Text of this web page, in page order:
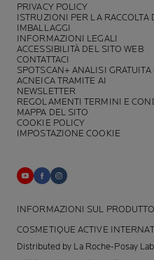
PRIVACY POLICY
ISTRUZIONI PER LA RACCOLTA
IMBALLAGGI
INFORMAZIONI LEGALI
ACCESSIBILITÀ DEL SITO WEB
CONTATTACI
SPOTSCAN+ ANALISI
ACNEICA TRAMITE AI
NEWSLETTER
REGOLAMENTI TERMINI E
MAPPA DEL SITO
COOKIE POLICY
IMPOSTAZIONE COOKIE
INFORMAZIONI SUL
COSMETIQUE ACTIVE
Distributed by La Roche-Posay